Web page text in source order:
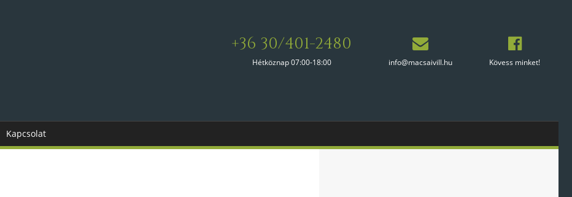
+36 30/401-2480
Hétköznap 07:00-18:00 info@macsaivill.hu Kövess minket!
Kapcsolat